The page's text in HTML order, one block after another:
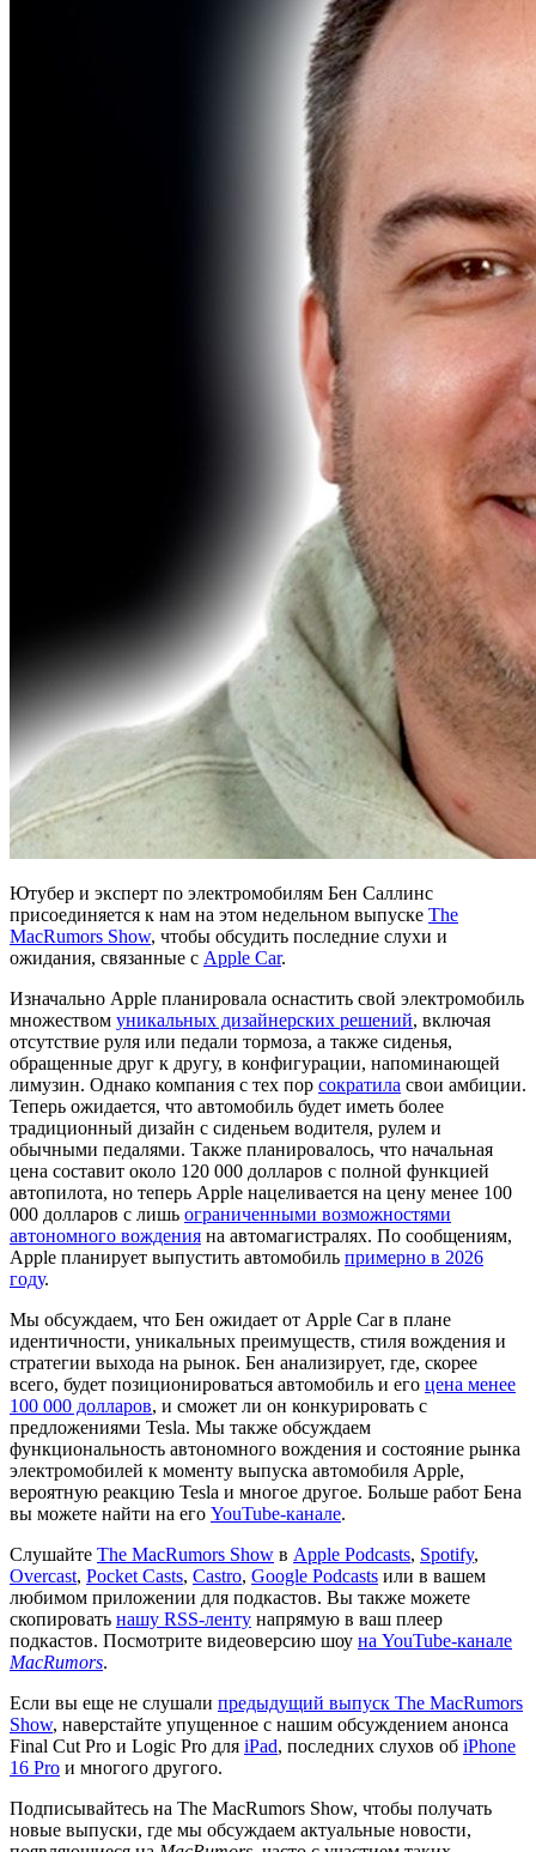
Ютубер и эксперт по электромобилям Бен Саллинс
присоединяется к нам на этом недельном выпуске The
MacRumors Show, чтобы обсудить последние слухи и
ожидания, связанные с Apple Car.
Изначально Apple планировала оснастить свой электромобиль
множеством уникальных дизайнерских решений, включая
отсутствие руля или педали тормоза, а также сиденья,
обращенные друг к другу, в конфигурации, напоминающей
лимузин. Однако компания с тех пор сократила свои амбиции.
Теперь ожидается, что автомобиль будет иметь более
традиционный дизайн с сиденьем водителя, рулем и
обычными педалями. Также планировалось, что начальная
цена составит около 120 000 долларов с полной функцией
автопилота, но теперь Apple нацеливается на цену менее 100
000 долларов с лишь ограниченными возможностями
автономного вождения на автомагистралях. По сообщениям,
Apple планирует выпустить автомобиль примерно в 2026
году.
Мы обсуждаем, что Бен ожидает от Apple Car в плане
идентичности, уникальных преимуществ, стиля вождения и
стратегии выхода на рынок. Бен анализирует, где, скорее
всего, будет позиционироваться автомобиль и его цена менее
100 000 долларов, и сможет ли он конкурировать с
предложениями Tesla. Мы также обсуждаем
функциональность автономного вождения и состояние рынка
электромобилей к моменту выпуска автомобиля Apple,
вероятную реакцию Tesla и многое другое. Больше работ Бена
вы можете найти на его YouTube-канале.
Слушайте The MacRumors Show в Apple Podcasts, Spotify,
Overcast, Pocket Casts, Castro, Google Podcasts или в вашем
любимом приложении для подкастов. Вы также можете
скопировать нашу RSS-ленту напрямую в ваш плеер
подкастов. Посмотрите видеоверсию шоу на YouTube-канале
MacRumors.
Если вы еще не слушали предыдущий выпуск The MacRumors
Show, наверстайте упущенное с нашим обсуждением анонса
Final Cut Pro и Logic Pro для iPad, последних слухов об iPhone
16 Pro и многого другого.
Подписывайтесь на ‌The MacRumors Show‌, чтобы получать
новые выпуски, где мы обсуждаем актуальные новости,